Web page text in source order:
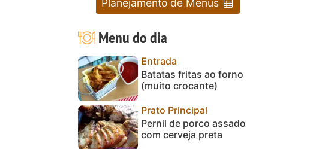
Menu do dia
Entrada
Batatas fritas ao forno
(muito crocante)
Prato Principal
Pernil de porco assado
com cerveja preta